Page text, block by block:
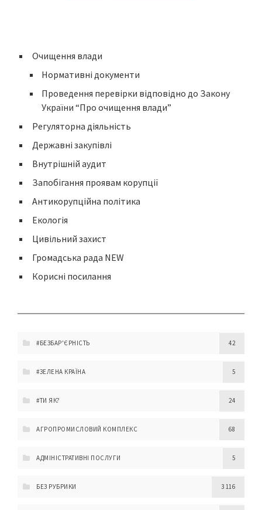
Очищення влади
Нормативні документи
Проведення перевірки відповідно до Закону
України “Про очищення влади”
Регуляторна діяльність
Державні закупівлі
Внутрішній аудит
Запобігання проявам корупції
Антикорупційна політика
Екологія
Цивільний захист
Громадська рада NEW
Корисні посилання
#БЕЗБАР'ЄРНІСТЬ 42
#ЗЕЛЕНА КРАЇНА 5
#ТИ ЯК? 24
АГРОПРОМИСЛОВИЙ КОМПЛЕКС 68
АДМІНІСТРАТИВНІ ПОСЛУГИ 5
БЕЗ РУБРИКИ 3 116